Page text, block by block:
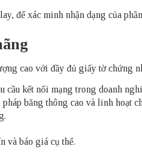
để xác minh nhận dạng của
cao với đầy đủ giấy tờ chứng
cầu kết nối mạng trong doanh
băng thông cao và linh hoạt
và báo giá cụ thể.